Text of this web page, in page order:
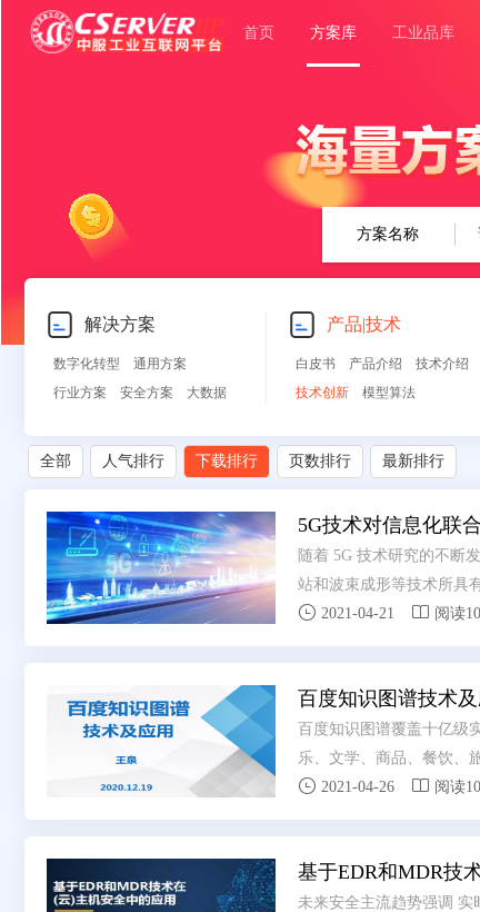
首页 方案库 工业品库
方案名称
解决方案
数字化转型
通用方案
行业方案
安全方案
大数据
自动控制
其他
产品|技术
白皮书 产品介绍
技术介绍
技术创新
模型算法
全部 人气排行 下载排行 页数排行 最新排行
5G技术对信息化联
随着 5G 技术研究的不断
站和波束成形等技术所具
速稳定、集群作战能力得
 2021-04-21  阅读
百度知识图谱技术及
百度知识图谱覆盖十亿级
乐、文学、商品、餐饮、
 2021-04-26  阅读
基于EDR和MDR技
未来安全主流趋势强调 实